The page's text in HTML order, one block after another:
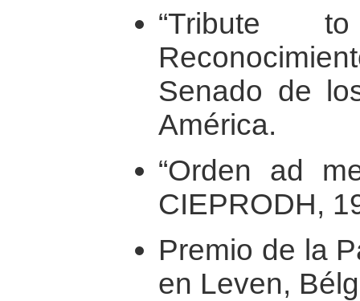
“Tribute
Senado de
América.
“Orden ad
CIEPRODH,
Premio de la
en Leven,